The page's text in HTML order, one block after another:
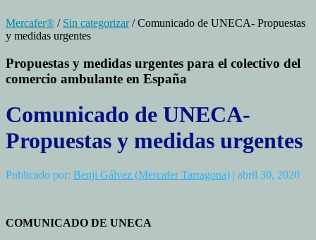
Mercafer® / Sin categorizar/ Comunicado de UNECA- Propuestas
y medidas urgentes
Propuestas y medidas urgentes para el colectivo del
comercio ambulante en España
Comunicado de UNECA-
Propuestas y medidas urgentes
Publicado por: Benji Gálvez (Mercafer Tarragona) | abril 30, 2020
COMUNICADO DE UNECA